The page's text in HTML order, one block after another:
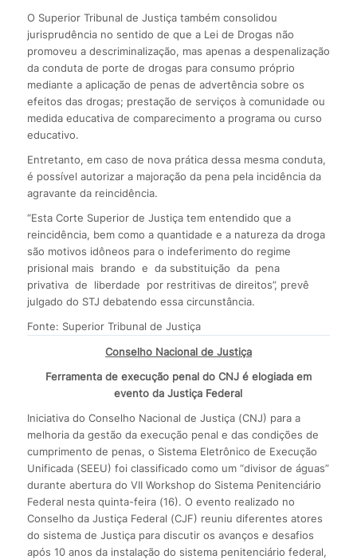
O Superior Tribunal de Justiça também consolidou
jurisprudência no sentido de que a Lei de Drogas não
promoveu a descriminalização, mas apenas a despenalização
da conduta de porte de drogas para consumo próprio
mediante a aplicação de penas de advertência sobre os
efeitos das drogas; prestação de serviços à comunidade ou
medida educativa de comparecimento a programa ou curso
educativo.
Entretanto, em caso de nova prática dessa mesma conduta,
é possível autorizar a majoração da pena pela incidência da
agravante da reincidência.
“Esta Corte Superior de Justiça tem entendido que a
reincidência, bem como a quantidade e a natureza da droga
são motivos idôneos para o indeferimento do regime
prisional mais brando e da substituição da pena
privativa de liberdade por restritivas de direitos”, prevê
julgado do STJ debatendo essa circunstância.
Fonte: Superior Tribunal de Justiça
Conselho Nacional de Justiça
Ferramenta de execução penal do CNJ é elogiada em
evento da Justiça Federal
Iniciativa do Conselho Nacional de Justiça (CNJ) para a
melhoria da gestão da execução penal e das condições de
cumprimento de penas, o Sistema Eletrônico de Execução
Unificada (SEEU) foi classificado como um “divisor de águas”
durante abertura do VII Workshop do Sistema Penitenciário
Federal nesta quinta-feira (16). O evento realizado no
Conselho da Justiça Federal (CJF) reuniu diferentes atores
do sistema de Justiça para discutir os avanços e desafios
após 10 anos da instalação do sistema penitenciário federal,